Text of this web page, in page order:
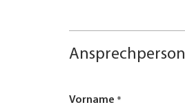
Ansprechperson
Vorname